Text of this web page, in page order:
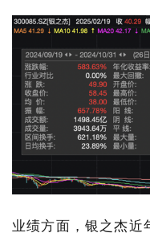
业绩方面，银之杰近